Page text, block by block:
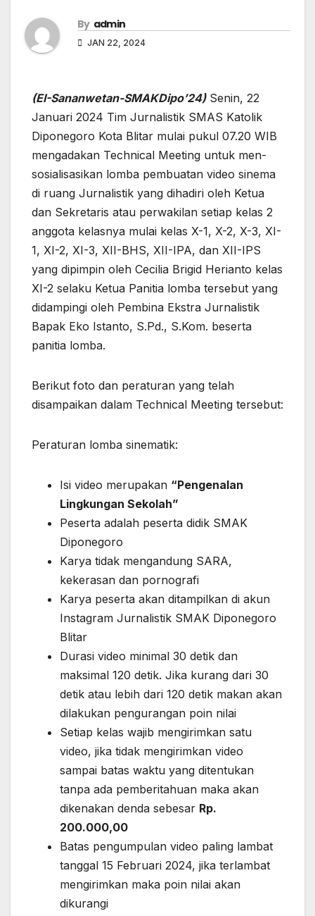
By admin
JAN 22, 2024
(EI-Sananwetan-SMAKDipo’24)Senin, 22
Januari 2024 Tim Jurnalistik SMAS Katolik
Diponegoro Kota Blitar mulai pukul 07.20 WIB
mengadakan Technical Meeting untuk men-
sosialisasikan lomba pembuatan video sinema
di ruang Jurnalistik yang dihadiri oleh Ketua
dan Sekretaris atau perwakilan setiap kelas 2
anggota kelasnya mulai kelas X-1, X-2, X-3, XI-
1, XI-2, XI-3, XII-BHS, XII-IPA, dan XII-IPS
yang dipimpin oleh Cecilia Brigid Herianto kelas
XI-2 selaku Ketua Panitia lomba tersebut yang
didampingi oleh Pembina Ekstra Jurnalistik
Bapak Eko Istanto, S.Pd., S.Kom. beserta
panitia lomba.
Berikut foto dan peraturan yang telah
disampaikan dalam Technical Meeting tersebut:
Peraturan lomba sinematik:
Isi video merupakan “Pengenalan
Lingkungan Sekolah”
Peserta adalah peserta didik SMAK
Diponegoro
Karya tidak mengandung SARA,
kekerasan dan pornografi
Karya peserta akan ditampilkan di akun
Instagram Jurnalistik SMAK Diponegoro
Blitar
Durasi video minimal 30 detik dan
maksimal 120 detik. Jika kurang dari 30
detik atau lebih dari 120 detik makan akan
dilakukan pengurangan poin nilai
Setiap kelas wajib mengirimkan satu
video, jika tidak mengirimkan video
sampai batas waktu yang ditentukan
tanpa ada pemberitahuan maka akan
dikenakan denda sebesar Rp.
200.000,00
Batas pengumpulan video paling lambat
tanggal 15 Februari 2024, jika terlambat
mengirimkan maka poin nilai akan
dikurangi